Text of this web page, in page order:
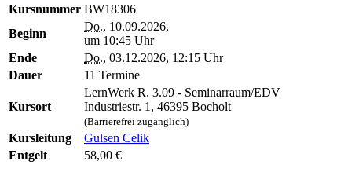
Kursnummer BW18306
Beginn
Do., 10.09.2026,
um 10:45 Uhr
Ende
Do., 03.12.2026, 12:15 Uhr
Dauer
11 Termine
Kursort
LernWerk R. 3.09 - Seminarraum/EDV
Industriestr. 1, 46395 Bocholt
(Barrierefrei zugänglich)
Kursleitung
Gulsen Celik
Entgelt
58,00 €